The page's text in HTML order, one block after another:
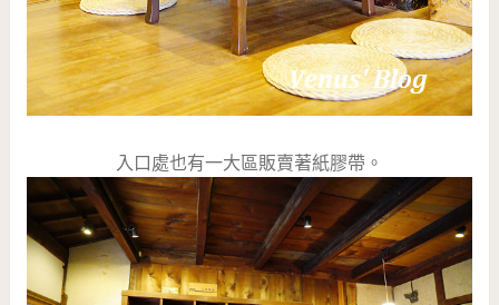
入口處也有一大區販賣著紙膠帶。